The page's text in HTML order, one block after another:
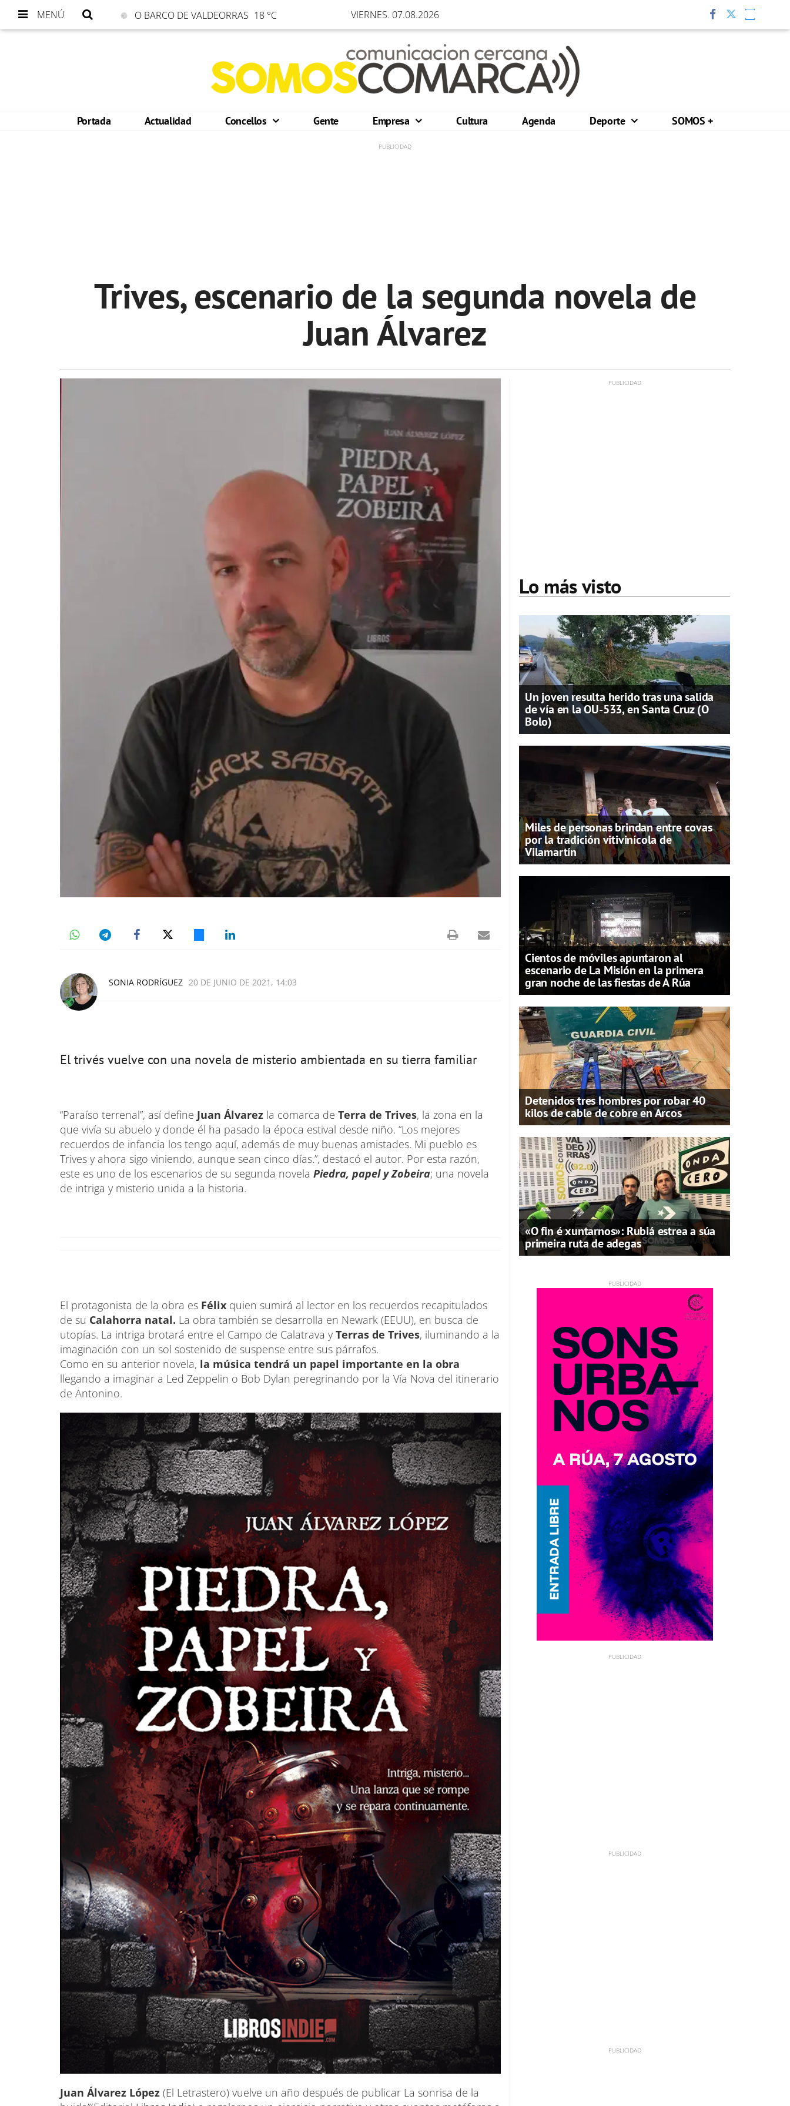
MENÚ O BARCO DE VALDEORRAS 18 °C VIERNES. 07.08.2026
Portada Actualidad Concellos Gente Empresa Cultura Agenda Deporte SOMOS +
Trives, escenario de la segunda novela de
Juan Álvarez
SONIA RODRÍGUEZ 20 DE JUNIO DE 2021, 14:03
El trivés vuelve con una novela de misterio ambientada en su tierra familiar
“Paraíso terrenal”, así define Juan Álvarez la comarca de Terra de Trives, la zona en la
que vivía su abuelo y donde él ha pasado la época estival desde niño. “Los mejores
recuerdos de infancia los tengo aquí, además de muy buenas amistades. Mi pueblo es
Trives y ahora sigo viniendo, aunque sean cinco días.”, destacó el autor. Por esta razón,
este es uno de los escenarios de su segunda novela Piedra, papel y Zobeira; una novela
de intriga y misterio unida a la historia.
El protagonista de la obra es Félix quien sumirá al lector en los recuerdos recapitulados
de su Calahorra natal. La obra también se desarrolla en Newark (EEUU), en busca de
utopías. La intriga brotará entre el Campo de Calatrava y Terras de Trives, iluminando a la
imaginación con un sol sostenido de suspense entre sus párrafos.
Como en su anterior novela, la música tendrá un papel importante en la obra
llegando a imaginar a Led Zeppelin o Bob Dylan peregrinando por la Vía Nova del itinerario
de Antonino.
Juan Álvarez López (El Letrastero) vuelve un año después de publicar La sonrisa de la
Lo más visto
Un joven resulta herido tras una salida
de vía en la OU-533, en Santa Cruz (O
Bolo)
Miles de personas brindan entre covas
por la tradición vitivinícola de
Vilamartín
Cientos de móviles apuntaron al
escenario de La Misión en la primera
gran noche de las fiestas de A Rúa
Detenidos tres hombres por robar 40
kilos de cable de cobre en Arcos
«O fin é xuntarnos»: Rubiá estrea a súa
primeira ruta de adegas